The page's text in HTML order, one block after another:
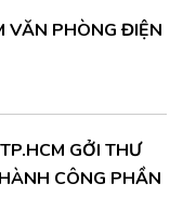
VĂN PHÒNG ĐIỆN
GỞI THƯ
CÔNG PHẦN